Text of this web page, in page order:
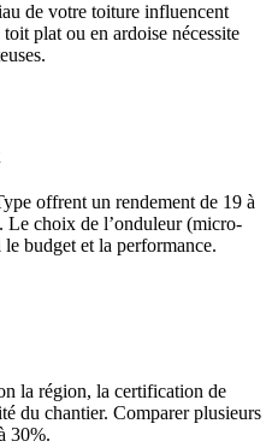
de votre toiture influencent
plat ou en ardoise nécessite
offrent un rendement de 19 à
Le choix de l’onduleur (micro-
budget et la performance.
la région, la certification de
du chantier. Comparer plusieurs
30%.